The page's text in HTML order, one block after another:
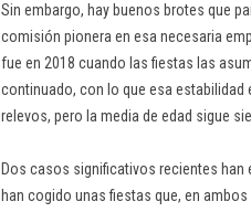
Sin embargo, hay buenos brotes que
comisión pionera en esa necesaria
fue en 2018 cuando las fiestas las
continuado, con lo que esa estabilidad
relevos, pero la media de edad sigue
Dos casos significativos recientes han
han cogido unas fiestas que, en